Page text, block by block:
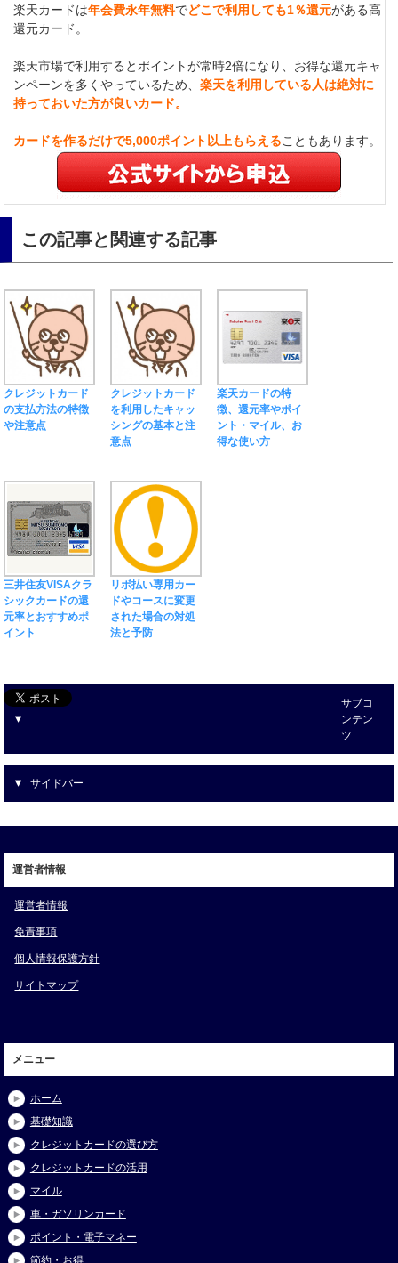
楽天カードは年会費永年無料でどこで利用しても1％還元がある高
還元カード。
楽天市場で利用するとポイントが常時2倍になり、お得な還元キャ
ンペーンを多くやっているため、楽天を利用している人は絶対に
持っておいた方が良いカード。
カードを作るだけで5,000ポイント以上もらえることもあります。
この記事と関連する記事
クレジットカード
の支払方法の特徴
や注意点
クレジットカード
を利用したキャッ
シングの基本と注
意点
楽天カードの特
徴、還元率やポイ
ント・マイル、お
得な使い方
三井住友VISAクラ
シックカードの還
元率とおすすめポ
イント
リボ払い専用カー
ドやコースに変更
された場合の対処
法と予防
サブコ
ンテン
ツ
サイドバー
運営者情報
運営者情報
免責事項
個人情報保護方針
サイトマップ
メニュー
ホーム
基礎知識
クレジットカードの選び方
クレジットカードの活用
マイル
車・ガソリンカード
ポイント・電子マネー
節約・お得